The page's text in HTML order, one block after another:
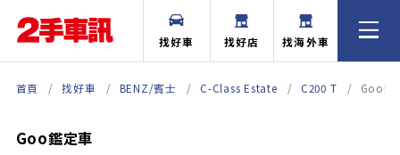
找好車 找好店 找海外車
首頁 找好車 BENZ/賓士 C-Class Estate C200 T Goo鑑
Goo鑑定車